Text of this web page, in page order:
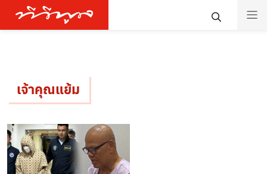
เจ้าคุณแย้ม